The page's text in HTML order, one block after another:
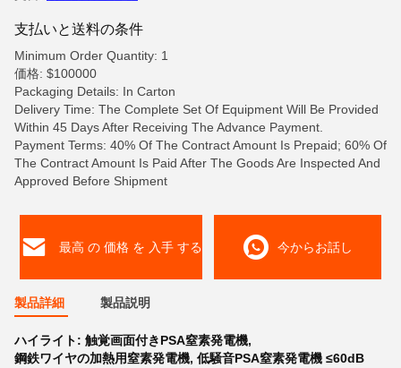
支払いと送料の条件
Minimum Order Quantity: 1
価格: $100000
Packaging Details: In Carton
Delivery Time: The Complete Set Of Equipment Will Be Provided
Within 45 Days After Receiving The Advance Payment.
Payment Terms: 40% Of The Contract Amount Is Prepaid; 60% Of
The Contract Amount Is Paid After The Goods Are Inspected And
Approved Before Shipment
最高 の 価格 を 入手 する 今からお話し
製品詳細 製品説明
ハイライト: 触覚画面付きPSA窒素発電機,
鋼鉄ワイヤの加熱用窒素発電機, 低騒音PSA窒素発電機 ≤60dB